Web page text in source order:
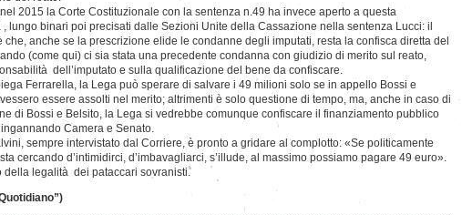
2015 la Corte Costituzionale con la sentenza n.49 ha invece aperto a questa
, lungo binari poi precisati dalle Sezioni Unite della Cassazione nella sentenza Lucci: il
che, anche se la prescrizione elide le condanne degli imputati, resta la confisca diretta del
(come qui) ci sia stata una precedente condanna con giudizio di merito sul reato,
dell’imputato e sulla qualificazione del bene da confiscare.
Ferrarella, la Lega può sperare di salvare i 49 milioni solo se in appello Bossi e
essere assolti nel merito; altrimenti è solo questione di tempo, ma, anche in caso di
di Bossi e Belsito, la Lega si vedrebbe comunque confiscare il finanziamento pubblico
Camera e Senato.
sempre intervistato dal Corriere, è pronto a gridare al complotto: «Se politicamente
cercando d’intimidirci, d’imbavagliarci, s’illude, al massimo possiamo pagare 49 euro».
della legalità dei pataccari sovranisti.